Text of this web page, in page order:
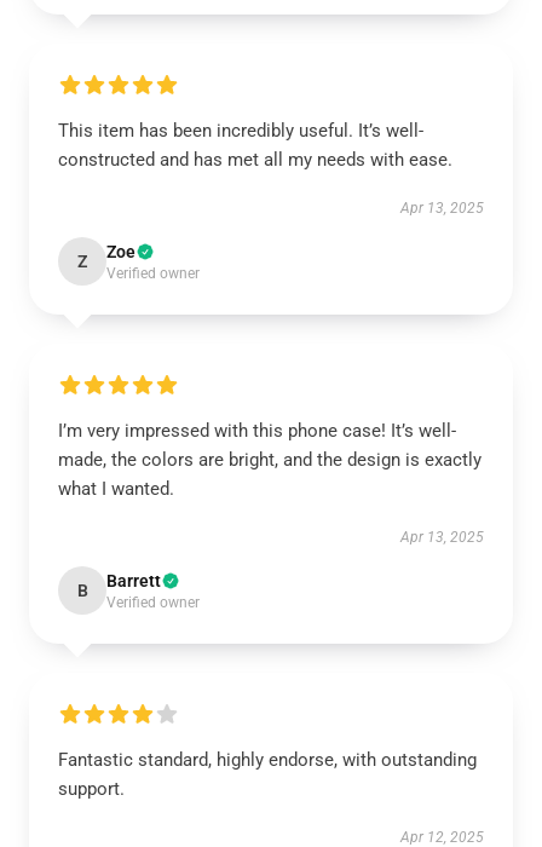
This item has been incredibly useful. It’s well-
constructed and has met all my needs with ease.
Apr 13, 2025
Z Zoe
Verified owner
I’m very impressed with this phone case! It’s well-
made, the colors are bright, and the design is exactly
what I wanted.
Apr 13, 2025
B Barrett
Verified owner
Fantastic standard, highly endorse, with outstanding
support.
Apr 12, 2025